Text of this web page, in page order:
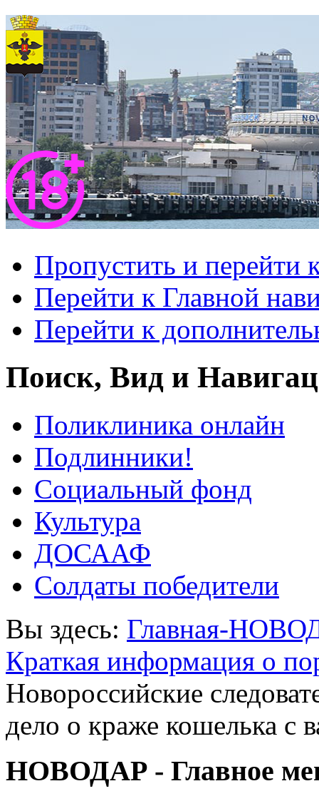
Пропустить и перейти
Перейти к Главной
Перейти к
Поиск, Вид и
Поликлиника онлайн
Подлинники!
Социальный фонд
Культура
ДОСААФ
Солдаты победители
Вы здесь: Главная-
Краткая информация о
Новороссийские
дело о краже кошелька с
НОВОДАР - Главное